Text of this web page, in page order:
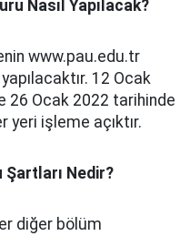
Nasıl Yapılacak?
www.pau.edu.tr
12 Ocak
26 Ocak 2022 tarihinde
yeri işleme açıktır.
Şartları Nedir?
diğer bölüm